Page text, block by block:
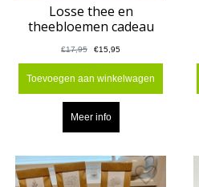
Losse thee en
theebloemen cadeau
€17,95 €15,95
Toevoegen aan winkelwagen
Meer info